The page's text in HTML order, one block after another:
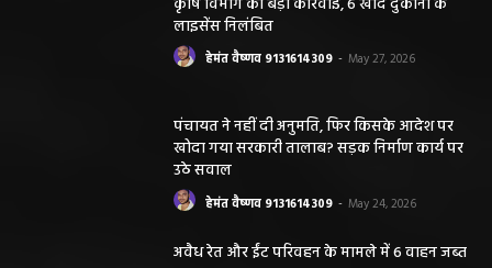
लाइसेंस निलंबित
हेमंत वैष्णव 9131614309 - May 27, 2026
पंचायत ने नहीं दी अनुमति, फिर किसके आदेश पर
खोदा गया सरकारी तालाब? सड़क निर्माण कार्य पर
उठे सवाल
हेमंत वैष्णव 9131614309 - May 24, 2026
अवैध रेत और ईंट परिवहन के मामले में 6 वाहन जब्त